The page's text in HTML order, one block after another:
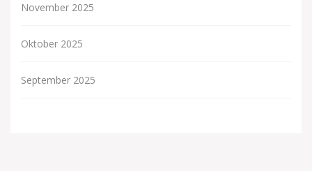
November 2025
Oktober 2025
September 2025